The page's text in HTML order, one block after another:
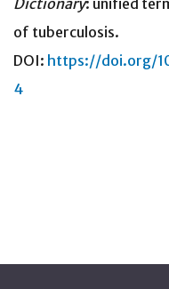
Dictionary: unified
of tuberculosis.
DOI: https://doi.org/
4